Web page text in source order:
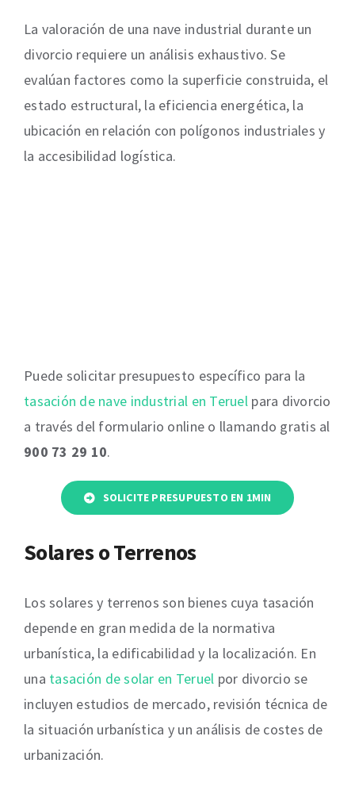
La valoración de una nave industrial durante un
divorcio requiere un análisis exhaustivo. Se
evalúan factores como la superficie construida, el
estado estructural, la eficiencia energética, la
ubicación en relación con polígonos industriales y
la accesibilidad logística.
Puede solicitar presupuesto específico para la
tasación de nave industrial en Teruelpara divorcio
a través del formulario online o llamando gratis al
900 73 29 10.
SOLICITE PRESUPUESTO EN 1MIN
Solares o Terrenos
Los solares y terrenos son bienes cuya tasación
depende en gran medida de la normativa
urbanística, la edificabilidad y la localización. En
una tasación de solar en Teruel por divorcio se
incluyen estudios de mercado, revisión técnica de
la situación urbanística y un análisis de costes de
urbanización.